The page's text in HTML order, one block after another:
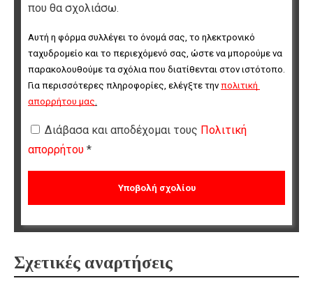
που θα σχολιάσω.
Αυτή η φόρμα συλλέγει το όνομά σας, το ηλεκτρονικό
ταχυδρομείο και το περιεχόμενό σας, ώστε να μπορούμε να
παρακολουθούμε τα σχόλια που διατίθενται στον ιστότοπο.
Για περισσότερες πληροφορίες, ελέγξτε την πολιτική
απορρήτου μας
Διάβασα και αποδέχομαι τους Πολιτική
απορρήτου *
Σχετικές αναρτήσεις